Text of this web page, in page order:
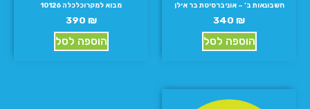
חשבונאות ב’ – אוניברסיטת בר אילן
340 ₪
הוספה לסל
מבוא למקרוכלכלה 10126
390 ₪
הוספה לסל